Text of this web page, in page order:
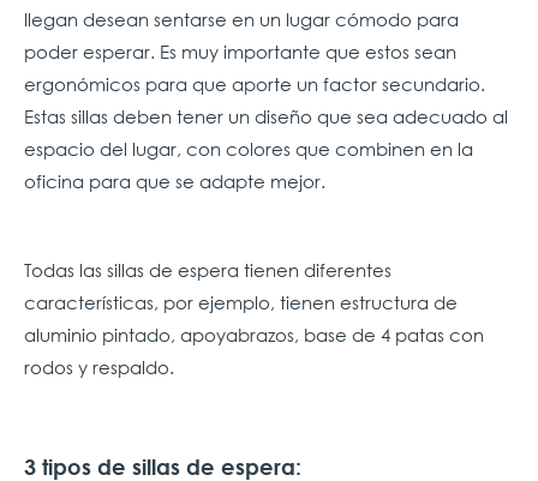
llegan desean sentarse en un lugar cómodo para
poder esperar. Es muy importante que estos sean
ergonómicos para que aporte un factor secundario.
Estas sillas deben tener un diseño que sea adecuado al
espacio del lugar, con colores que combinen en la
oficina para que se adapte mejor.
Todas las sillas de espera tienen diferentes
características, por ejemplo, tienen estructura de
aluminio pintado, apoyabrazos, base de 4 patas con
rodos y respaldo.
3 tipos de sillas de espera: